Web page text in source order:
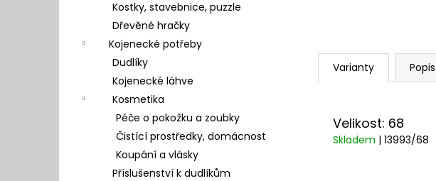
Kostky, stavebnice, puzzle
Dřevěné hračky
Kojenecké potřeby
Dudlíky
Kojenecké láhve
Kosmetika
Péče o pokožku a zoubky
Čistící prostředky, domácnost
Koupání a vlásky
Příslušenství k dudlíkům
Varianty Popis
Velikost: 68
Skladem | 13993/68